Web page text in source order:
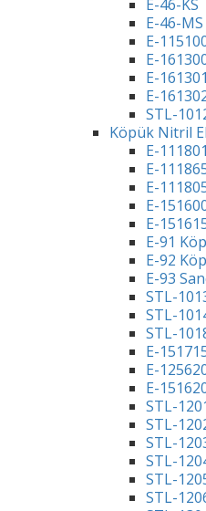
E-46-KS
E-46-MS
E-
E-
E-
E-
STL-
Köpük Nitril
E-
E-
E-
E-
E-
E-91
E-92
E-93
STL-
STL-
STL-
E-
E-
E-
STL-
STL-
STL-
STL-
STL-
STL-